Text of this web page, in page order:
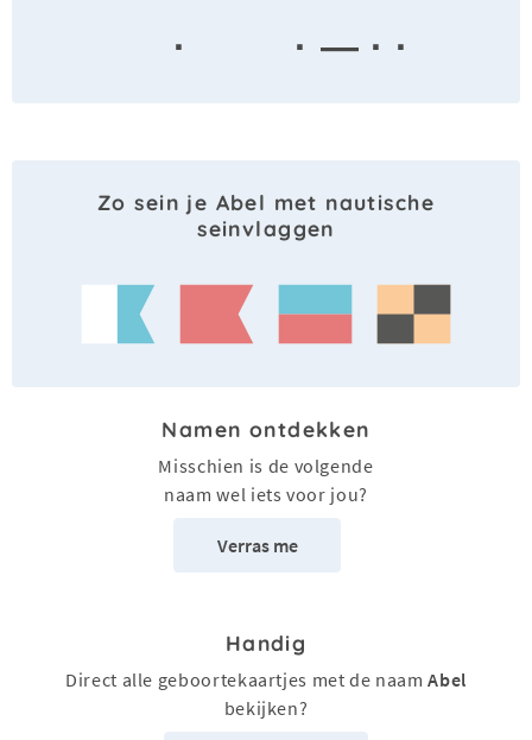
·
· — · ·
Zo sein je Abel met nautische
seinvlaggen
Namen ontdekken
Misschien is de volgende
naam wel iets voor jou?
Verras me
Handig
Direct alle geboortekaartjes met de naamAbel
bekijken?